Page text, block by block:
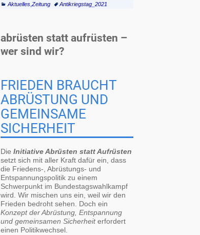
Aktuelles, Zeitung Antikriegstag_2021
abrüsten statt aufrüsten –
wer sind wir?
FRIEDEN BRAUCHT
ABRÜSTUNG UND
GEMEINSAME
SICHERHEIT
Die Initiative Abrüsten statt Aufrüsten
setzt sich mit aller Kraft dafür ein, dass
die Friedens-, Abrüstungs- und
Entspannungspolitik zu einem
Schwerpunkt im Bundestagswahlkampf
wird. Wir mischen uns ein, weil wir den
Frieden bedroht sehen. Doch ein
Konzept der Abrüstung, Entspannung
und gemeinsamen Sicherheiterfordert
einen Politikwechsel.